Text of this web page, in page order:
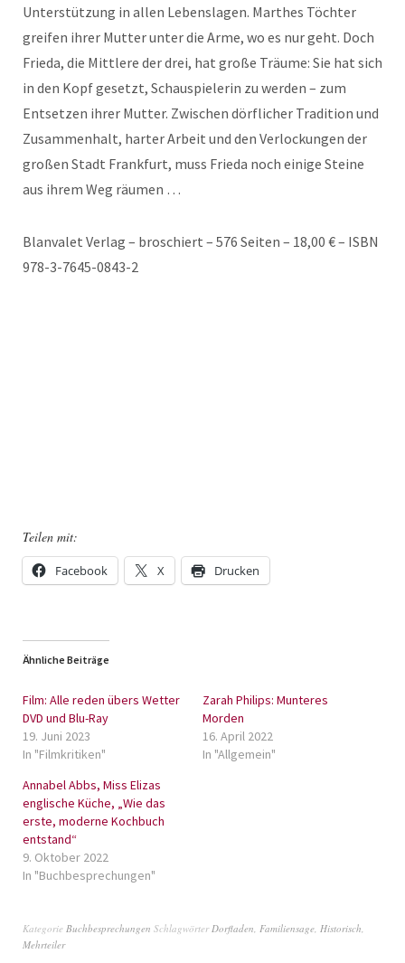
Unterstützung in allen Lebenslagen. Marthes Töchter
greifen ihrer Mutter unter die Arme, wo es nur geht. Doch
Frieda, die Mittlere der drei, hat große Träume: Sie hat sich
in den Kopf gesetzt, Schauspielerin zu werden – zum
Entsetzen ihrer Mutter. Zwischen dörflicher Tradition und
Zusammenhalt, harter Arbeit und den Verlockungen der
großen Stadt Frankfurt, muss Frieda noch einige Steine
aus ihrem Weg räumen …
Blanvalet Verlag – broschiert – 576 Seiten – 18,00 € – ISBN
978-3-7645-0843-2
Teilen mit:
Facebook X Drucken
Ähnliche Beiträge
Film: Alle reden übers Wetter
DVD und Blu-Ray
19. Juni 2023
In "Filmkritiken"
Zarah Philips: Munteres
Morden
16. April 2022
In "Allgemein"
Annabel Abbs, Miss Elizas
englische Küche, „Wie das
erste, moderne Kochbuch
entstand“
9. Oktober 2022
In "Buchbesprechungen"
Kategorie Buchbesprechungen SchlagwörterDorfladen, Familiensage, Historisch,
Mehrteiler